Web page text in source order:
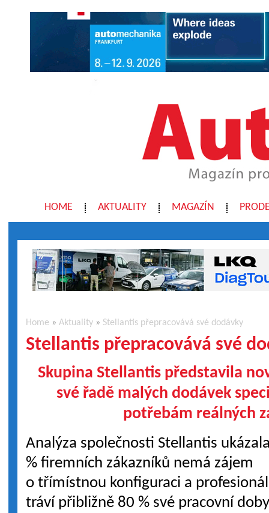
HOME AKTUALITY MAGAZÍN
Home »Aktuality » Stellantis přepracovává své dodávky
Stellantis přepracovává své
Skupina Stellantis představila
své řadě malých dodávek
potřebám reálných
Analýza společnosti Stellantis
% firemních zákazníků nemá zájem
o třímístnou konfiguraci a
tráví přibližně 80 % své pracovní